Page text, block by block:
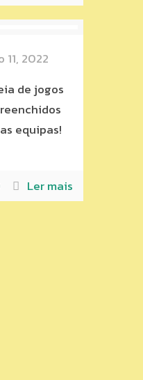
11, 2022
de jogos
equipas!
Ler mais